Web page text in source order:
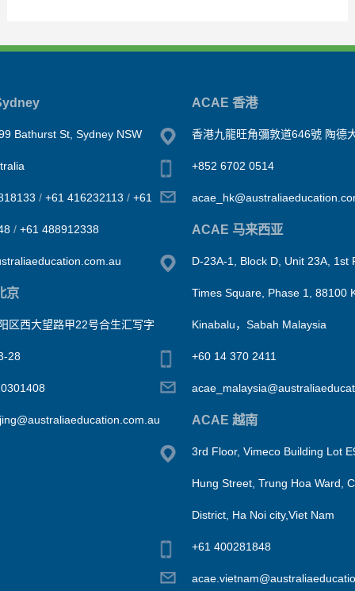
Bathurst St, Sydney NSW
/ +61 416232113 / +61
/ +61 488912338
京
区西大望路甲22号合生汇写字
28
ACAE 香港
香港九龍旺角彌敦道646號 陶德
+852 6702 0514
ACAE 马来西亚
D-23A-1, Block D, Unit 23A, 1st
Times Square, Phase 1, 88100
Kinabalu，Sabah Malaysia
+60 14 370 2411
ACAE 越南
3rd Floor, Vimeco Building Lot
Hung Street, Trung Hoa Ward,
District, Ha Noi city,Viet Nam
+61 400281848